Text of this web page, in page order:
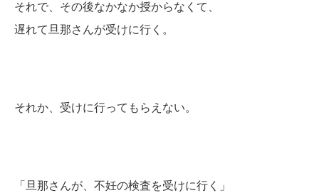
それで、その後なかなか授からなくて、
遅れて旦那さんが受けに行く。
それか、受けに行ってもらえない。
「旦那さんが、不妊の検査を受けに行く」